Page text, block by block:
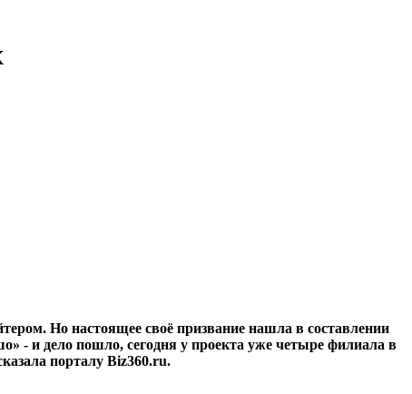
Но настоящее своё призвание нашла в составлении
- и дело пошло, сегодня у проекта уже четыре филиала в
порталу Biz360.ru.